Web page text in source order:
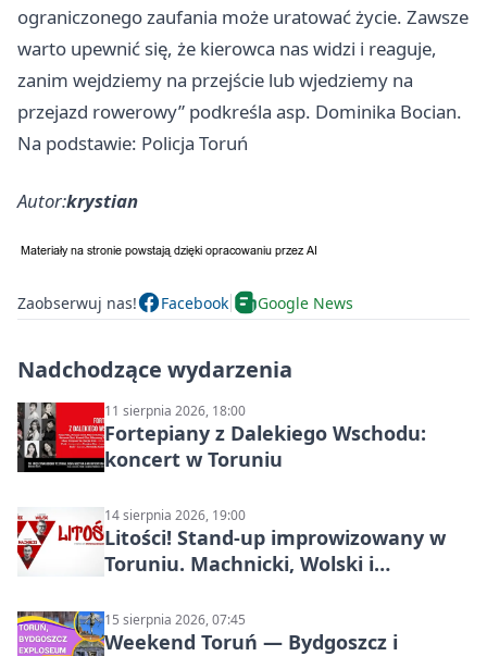
ograniczonego zaufania może uratować życie. Zawsze
warto upewnić się, że kierowca nas widzi i reaguje,
zanim wejdziemy na przejście lub wjedziemy na
przejazd rowerowy” podkreśla asp. Dominika Bocian.
Na podstawie: Policja Toruń
Autor:krystian
Zaobserwuj nas! Facebook Google News
Nadchodzące wydarzenia
11 sierpnia 2026, 18:00
Fortepiany z Dalekiego Wschodu:
koncert w Toruniu
14 sierpnia 2026, 19:00
Litości! Stand-up improwizowany w
Toruniu. Machnicki, Wolski i
15 sierpnia 2026, 07:45
Weekend Toruń — Bydgoszcz i